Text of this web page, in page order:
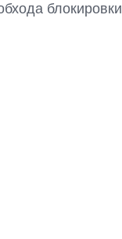
блокировки